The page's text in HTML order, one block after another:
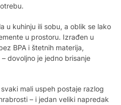
u kuhinju ili sobu, a oblik se lako
u prostoru. Izrađen u
BPA i štetnih materija,
dovoljno je jedno brisanje
mali uspeh postaje razlog
– i jedan veliki napredak